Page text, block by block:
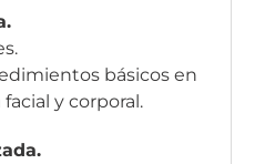
básicos en
y corporal.